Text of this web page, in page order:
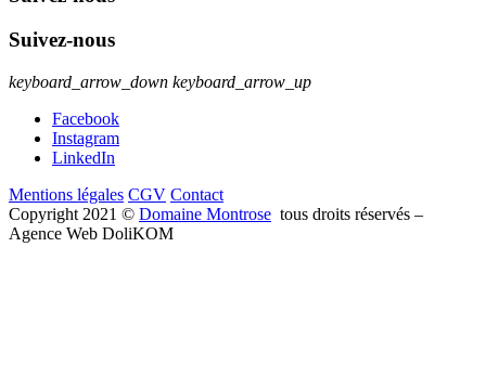
Suivez-nous
keyboard_arrow_down keyboard_arrow_up
Facebook
Instagram
LinkedIn
Mentions légales CGV Contact
Copyright 2021 © Domaine Montrose tous droits réservés –
Agence Web DoliKOM